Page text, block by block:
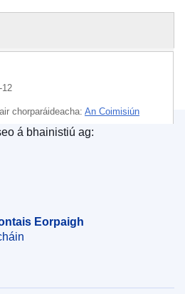
12
chorparáideacha: An Coimisiún
na hIomaíochta(
Aontais Eorpaigh
á bhainistiú ag:
Eorpaigh